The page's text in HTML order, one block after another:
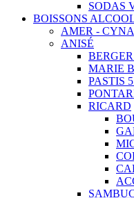
SODAS
BOISSONS
AMER -
ANISÉ
MARIE
PASTIS
RICARD